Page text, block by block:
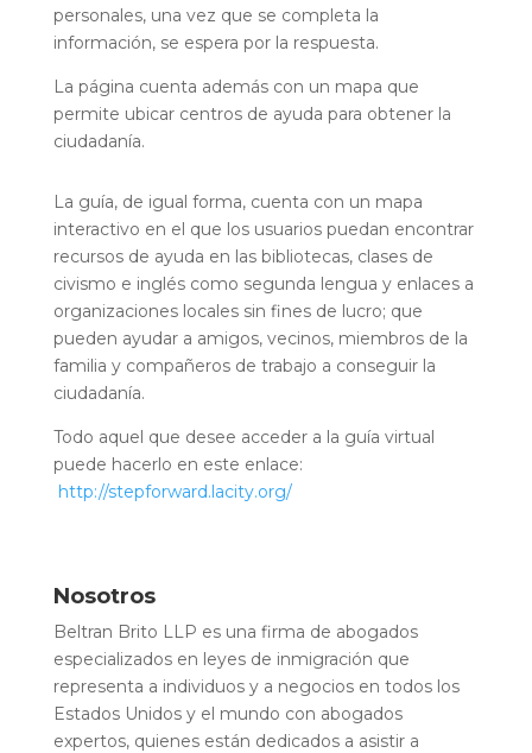
personales, una vez que se completa la
información, se espera por la respuesta.
La página cuenta además con un mapa que
permite ubicar centros de ayuda para obtener la
ciudadanía.
La guía, de igual forma, cuenta con un mapa
interactivo en el que los usuarios puedan encontrar
recursos de ayuda en las bibliotecas, clases de
civismo e inglés como segunda lengua y enlaces a
organizaciones locales sin fines de lucro; que
pueden ayudar a amigos, vecinos, miembros de la
familia y compañeros de trabajo a conseguir la
ciudadanía.
Todo aquel que desee acceder a la guía virtual
puede hacerlo en este enlace:
http://stepforward.lacity.org/
Nosotros
Beltran Brito LLP es una firma de abogados
especializados en leyes de inmigración que
representa a individuos y a negocios en todos los
Estados Unidos y el mundo con abogados
expertos, quienes están dedicados a asistir a